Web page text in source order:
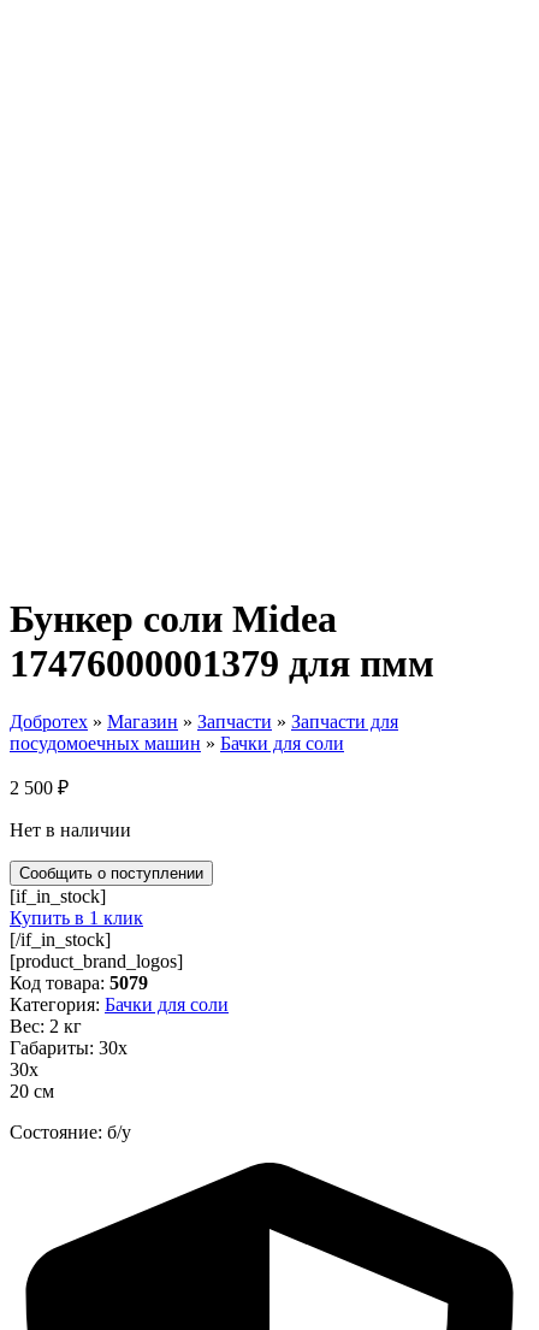
Бункер соли Midea
17476000001379 для пмм
Добротех » Магазин » Запчасти » Запчасти для
посудомоечных машин » Бачки для соли
2 500 ₽
Нет в наличии
[if_in_stock]
Купить в 1 клик
[/if_in_stock]
[product_brand_logos]
Код товара: 5079
Категория: Бачки для соли
Вес: 2 кг
Габариты: 30х
30х
20 см
Состояние: б/у